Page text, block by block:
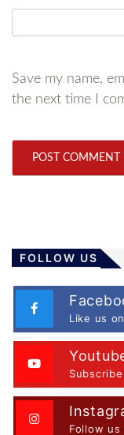
Save my name,
the next time I
FOLLOW US
Like us
Follow us